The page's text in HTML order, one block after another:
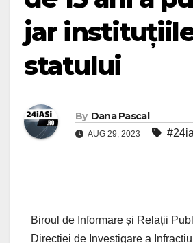
jar
statului
By Dana Pascal
AUG 29, 2023
Biroul de Informare și Relații
Direcției de Investigare a